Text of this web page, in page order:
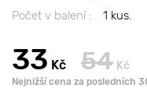
Počet v balení :
1 kus.
33 Kč 54 Kč
Nejnižší cena za posledních